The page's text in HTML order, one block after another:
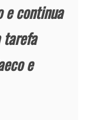
e continua
tarefa
e